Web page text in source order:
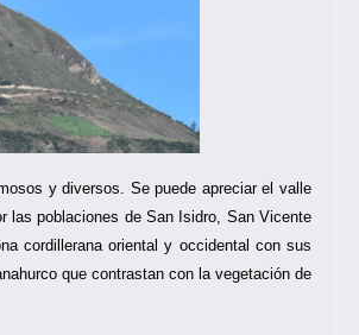
y diversos. Se puede apreciar el valle
las poblaciones de San Isidro, San Vicente
cordillerana oriental y occidental con sus
que contrastan con la vegetación de